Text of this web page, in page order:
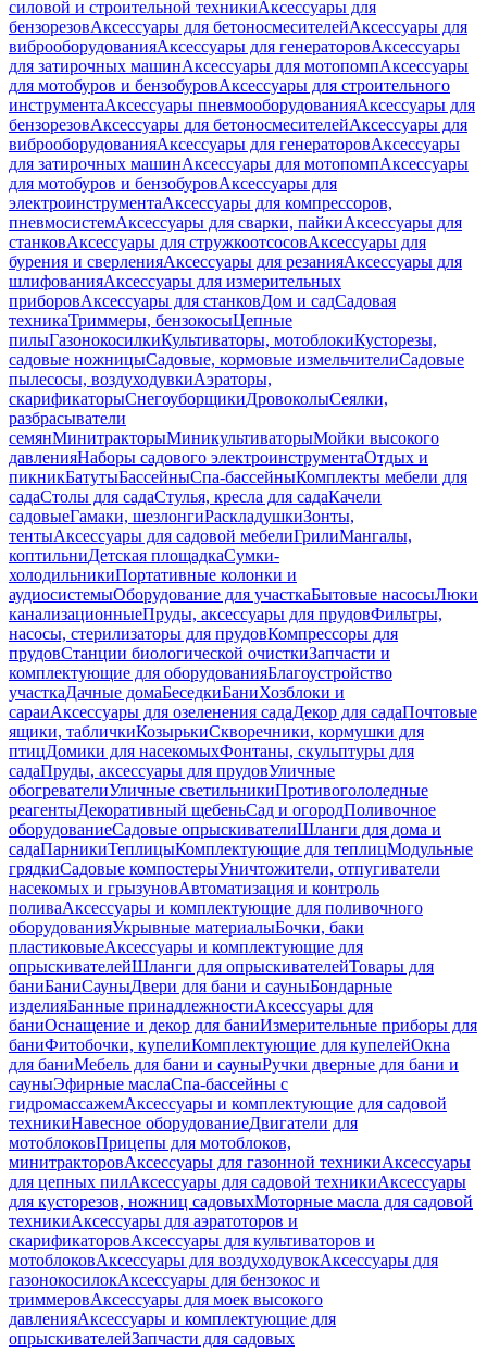
силовой и строительной техникиАксессуары для
бензорезовАксессуары для бетоносмесителейАксессуары для
виброоборудованияАксессуары для генераторовАксессуары
для затирочных машинАксессуары для мотопомпАксессуары
для мотобуров и бензобуровАксессуары для строительного
инструментаАксессуары пневмооборудованияАксессуары для
бензорезовАксессуары для бетоносмесителейАксессуары для
виброоборудованияАксессуары для генераторовАксессуары
для затирочных машинАксессуары для мотопомпАксессуары
для мотобуров и бензобуровАксессуары для
электроинструментаАксессуары для компрессоров,
пневмосистемАксессуары для сварки, пайкиАксессуары для
станковАксессуары для стружкоотсосовАксессуары для
бурения и сверленияАксессуары для резанияАксессуары для
шлифованияАксессуары для измерительных
приборовАксессуары для станковДом и садСадовая
техникаТриммеры, бензокосыЦепные
пилыГазонокосилкиКультиваторы, мотоблокиКусторезы,
садовые ножницыСадовые, кормовые измельчителиСадовые
пылесосы, воздуходувкиАэраторы,
скарификаторыСнегоуборщикиДровоколыСеялки,
разбрасыватели
семянМинитракторыМиникультиваторыМойки высокого
давленияНаборы садового электроинструментаОтдых и
пикникБатутыБассейныСпа-бассейныКомплекты мебели для
садаСтолы для садаСтулья, кресла для садаКачели
садовыеГамаки, шезлонгиРаскладушкиЗонты,
тентыАксессуары для садовой мебелиГрилиМангалы,
коптильниДетская площадкаСумки-
холодильникиПортативные колонки и
аудиосистемыОборудование для участкаБытовые насосыЛюки
канализационныеПруды, аксессуары для прудовФильтры,
насосы, стерилизаторы для прудовКомпрессоры для
прудовСтанции биологической очисткиЗапчасти и
комплектующие для оборудованияБлагоустройство
участкаДачные домаБеседкиБаниХозблоки и
сараиАксессуары для озеленения садаДекор для садаПочтовые
ящики, табличкиКозырькиСкворечники, кормушки для
птицДомики для насекомыхФонтаны, скульптуры для
садаПруды, аксессуары для прудовУличные
обогревателиУличные светильникиПротивогололедные
реагентыДекоративный щебеньСад и огородПоливочное
оборудованиеСадовые опрыскивателиШланги для дома и
садаПарникиТеплицыКомплектующие для теплицМодульные
грядкиСадовые компостерыУничтожители, отпугиватели
насекомых и грызуновАвтоматизация и контроль
поливаАксессуары и комплектующие для поливочного
оборудованияУкрывные материалыБочки, баки
пластиковыеАксессуары и комплектующие для
опрыскивателейШланги для опрыскивателейТовары для
баниБаниСауныДвери для бани и сауныБондарные
изделияБанные принадлежностиАксессуары для
баниОснащение и декор для баниИзмерительные приборы для
баниФитобочки, купелиКомплектующие для купелейОкна
для баниМебель для бани и сауныРучки дверные для бани и
сауныЭфирные маслаСпа-бассейны с
гидромассажемАксессуары и комплектующие для садовой
техникиНавесное оборудованиеДвигатели для
мотоблоковПрицепы для мотоблоков,
минитракторовАксессуары для газонной техникиАксессуары
для цепных пилАксессуары для садовой техникиАксессуары
для кусторезов, ножниц садовыхМоторные масла для садовой
техникиАксессуары для аэратоторов и
скарификаторовАксессуары для культиваторов и
мотоблоковАксессуары для воздуходувокАксессуары для
газонокосилокАксессуары для бензокос и
триммеровАксессуары для моек высокого
давленияАксессуары и комплектующие для
опрыскивателейЗапчасти для садовых